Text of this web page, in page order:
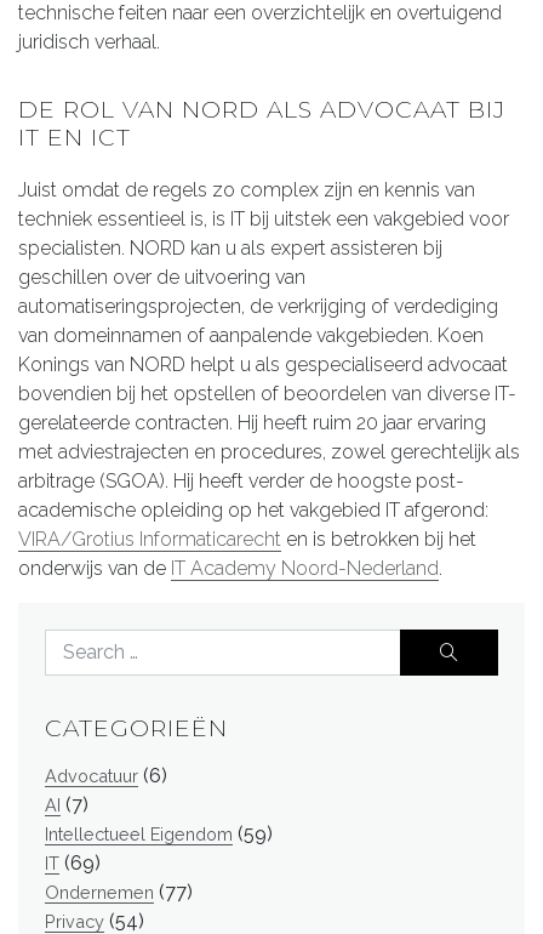
technische feiten naar een overzichtelijk en overtuigend
juridisch verhaal.
DE ROL VAN NORD ALS ADVOCAAT BIJ
IT EN ICT
Juist omdat de regels zo complex zijn en kennis van
techniek essentieel is, is IT bij uitstek een vakgebied voor
specialisten. NORD kan u als expert assisteren bij
geschillen over de uitvoering van
automatiseringsprojecten, de verkrijging of verdediging
van domeinnamen of aanpalende vakgebieden. Koen
Konings van NORD helpt u als gespecialiseerd advocaat
bovendien bij het opstellen of beoordelen van diverse IT-
gerelateerde contracten. Hij heeft ruim 20 jaar ervaring
met adviestrajecten en procedures, zowel gerechtelijk als
arbitrage (SGOA). Hij heeft verder de hoogste post-
academische opleiding op het vakgebied IT afgerond:
VIRA/Grotius Informaticarecht en is betrokken bij het
onderwijs van de IT Academy Noord-Nederland.
CATEGORIEËN
Advocatuur (6)
AI (7)
Intellectueel Eigendom (59)
IT (69)
Ondernemen (77)
Privacy (54)